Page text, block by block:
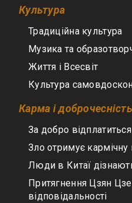
Культура
Традиційна культура
Музика та
Життя і Всесвіт
Культура
Карма і доброчесність
За добро
Зло отримує кармічну
Люди в Китаї
Притягнення Цзян
відповідальності